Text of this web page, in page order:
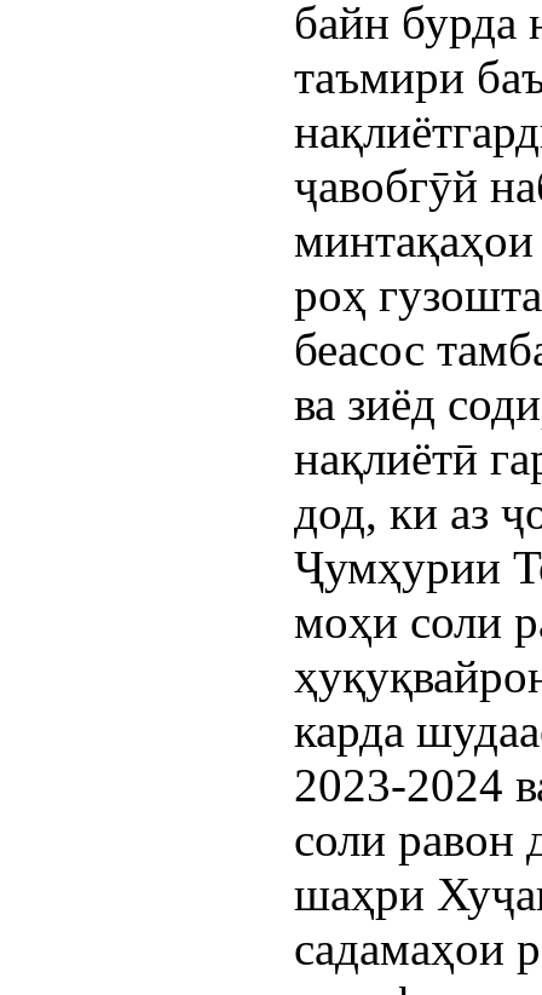
байн бурда
таъмири
ҷавобгӯй
роҳ
беасос
ва зиёд
нақлиётӣ
дод, ки
Ҷумҳурии
моҳи соли
карда
2023-2024
соли равон
шаҳри
садамаҳои